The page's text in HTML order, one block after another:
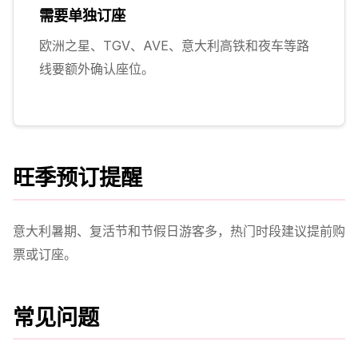
需要单独订座
欧洲之星、TGV、AVE、意大利高铁和夜车等路
线要额外确认座位。
旺季预订提醒
意大利暑期、复活节和节假日游客多，热门时段建议提前购
票或订座。
常见问题